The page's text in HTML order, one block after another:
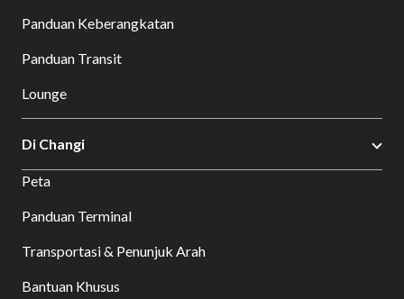
Panduan Keberangkatan
Panduan Transit
Lounge
Di Changi
Peta
Panduan Terminal
Transportasi & Penunjuk Arah
Bantuan Khusus